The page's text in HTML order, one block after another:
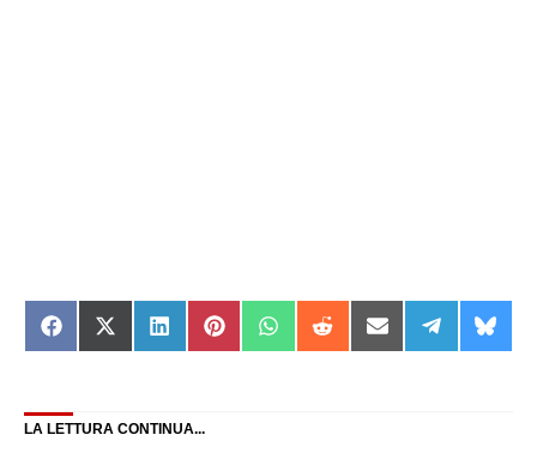
Share
on
Share
on
Share
on
Share
on
Share
on
Share
on
Share
on
Share
on
on
LA LETTURA CONTINUA...